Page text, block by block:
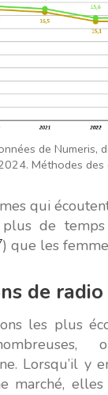
de Numeris,
Méthodes des
qui
de
) que les
de
les plus
Lorsqu’il y
marché,